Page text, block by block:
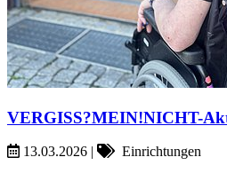
VERGISS?MEIN!NICHT-
13.03.2026 |
Einrichtungen